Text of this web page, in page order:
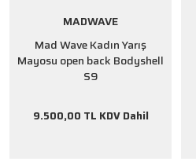
MADWAVE
Mad Wave Kadın Yarış
Mayosu open back Bodyshell
S9
9.500,00 TL KDV Dahil